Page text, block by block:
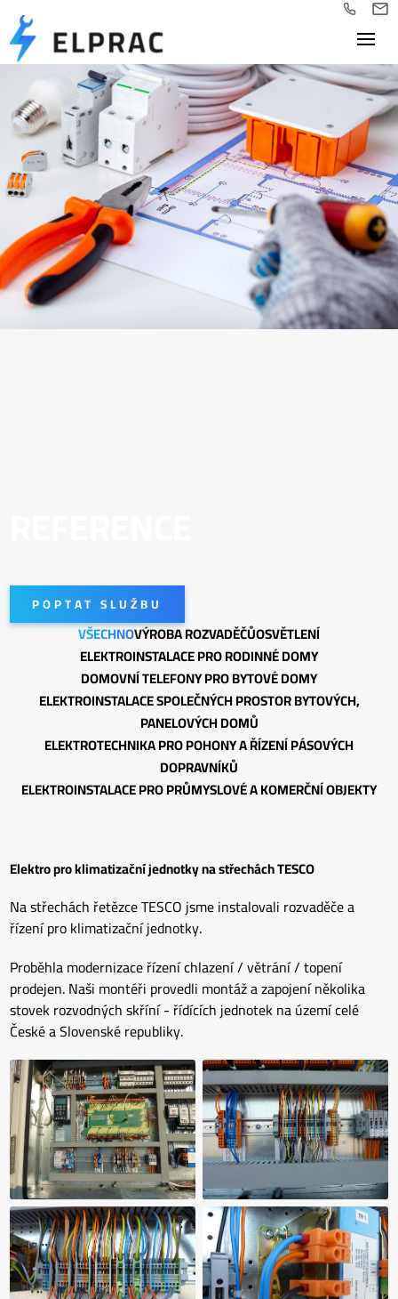
POPTAT SLUŽBU
VŠECHNOVÝROBA ROZVADĚČŮOSVĚTLENÍ
ELEKTROINSTALACE PRO RODINNÉ DOMY
DOMOVNÍ TELEFONY PRO BYTOVÉ DOMY
ELEKTROINSTALACE SPOLEČNÝCH PROSTOR BYTOVÝCH,
PANELOVÝCH DOMŮ
ELEKTROTECHNIKA PRO POHONY A ŘÍZENÍ PÁSOVÝCH
DOPRAVNÍKŮ
ELEKTROINSTALACE PRO PRŮMYSLOVÉ A KOMERČNÍ OBJEKTY
Elektro pro klimatizační jednotky na střechách TESCO
Na střechách řetězce TESCO jsme instalovali rozvaděče a
řízení pro klimatizační jednotky.
Proběhla modernizace řízení chlazení / větrání / topení
prodejen. Naši montéři provedli montáž a zapojení několika
stovek rozvodných skříní - řídících jednotek na území celé
České a Slovenské republiky.